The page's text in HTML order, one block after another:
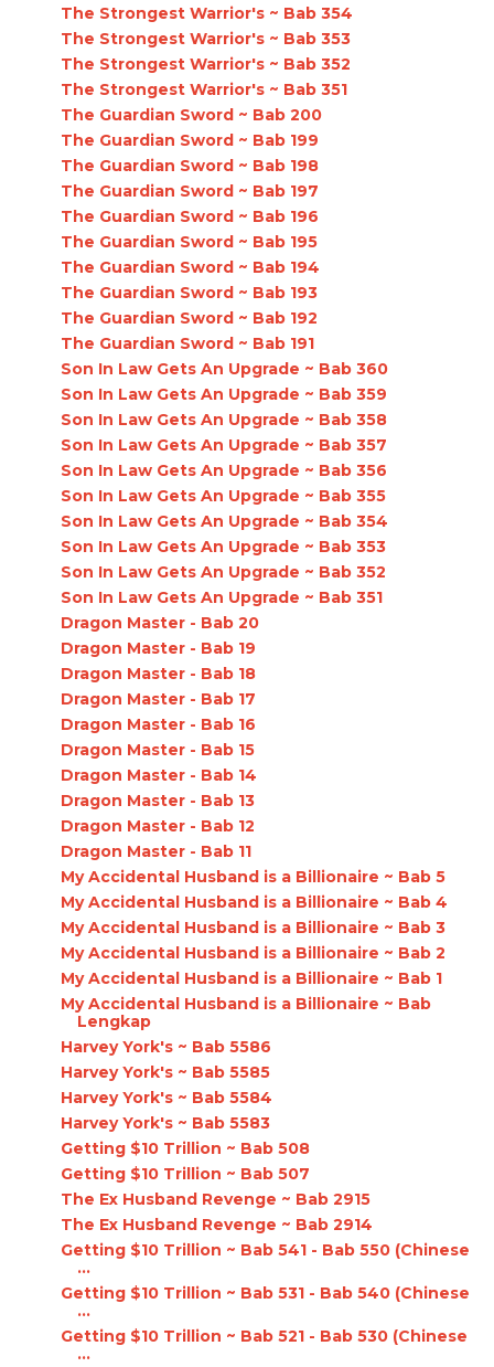
The Strongest Warrior's ~ Bab 354
The Strongest Warrior's ~ Bab 353
The Strongest Warrior's ~ Bab 352
The Strongest Warrior's ~ Bab 351
The Guardian Sword ~ Bab 200
The Guardian Sword ~ Bab 199
The Guardian Sword ~ Bab 198
The Guardian Sword ~ Bab 197
The Guardian Sword ~ Bab 196
The Guardian Sword ~ Bab 195
The Guardian Sword ~ Bab 194
The Guardian Sword ~ Bab 193
The Guardian Sword ~ Bab 192
The Guardian Sword ~ Bab 191
Son In Law Gets An Upgrade ~ Bab 360
Son In Law Gets An Upgrade ~ Bab 359
Son In Law Gets An Upgrade ~ Bab 358
Son In Law Gets An Upgrade ~ Bab 357
Son In Law Gets An Upgrade ~ Bab 356
Son In Law Gets An Upgrade ~ Bab 355
Son In Law Gets An Upgrade ~ Bab 354
Son In Law Gets An Upgrade ~ Bab 353
Son In Law Gets An Upgrade ~ Bab 352
Son In Law Gets An Upgrade ~ Bab 351
Dragon Master - Bab 20
Dragon Master - Bab 19
Dragon Master - Bab 18
Dragon Master - Bab 17
Dragon Master - Bab 16
Dragon Master - Bab 15
Dragon Master - Bab 14
Dragon Master - Bab 13
Dragon Master - Bab 12
Dragon Master - Bab 11
My Accidental Husband is a Billionaire ~ Bab 5
My Accidental Husband is a Billionaire ~ Bab 4
My Accidental Husband is a Billionaire ~ Bab 3
My Accidental Husband is a Billionaire ~ Bab 2
My Accidental Husband is a Billionaire ~ Bab 1
My Accidental Husband is a Billionaire ~ Bab
Lengkap
Harvey York's ~ Bab 5586
Harvey York's ~ Bab 5585
Harvey York's ~ Bab 5584
Harvey York's ~ Bab 5583
Getting $10 Trillion ~ Bab 508
Getting $10 Trillion ~ Bab 507
The Ex Husband Revenge ~ Bab 2915
The Ex Husband Revenge ~ Bab 2914
Getting $10 Trillion ~ Bab 541 - Bab 550 (Chinese
...
Getting $10 Trillion ~ Bab 531 - Bab 540 (Chinese
...
Getting $10 Trillion ~ Bab 521 - Bab 530 (Chinese
...